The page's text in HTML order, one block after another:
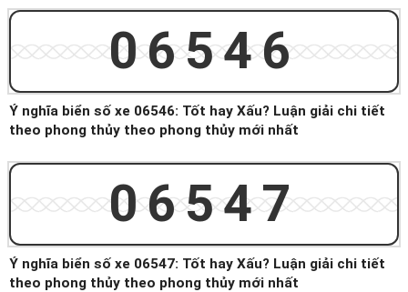
06546
Ý nghĩa biển số xe 06546: Tốt hay Xấu? Luận giải chi tiết
theo phong thủy theo phong thủy mới nhất
06547
Ý nghĩa biển số xe 06547: Tốt hay Xấu? Luận giải chi tiết
theo phong thủy theo phong thủy mới nhất